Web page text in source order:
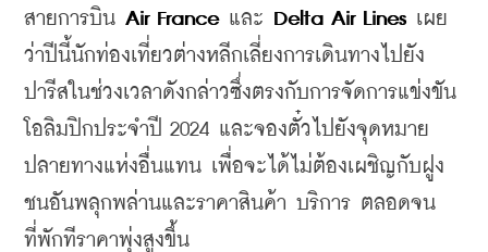
สายการบิน Air France และ Delta Air Lines เผย
ว่าปีนี้นักท่องเที่ยวต่างหลีกเลี่ยงการเดินทางไปยัง
ปารีสในช่วงเวลาดังกล่าวซึ่งตรงกับการจัดการแข่งขัน
โอลิมปิกประจำปี 2024 และจองตั๋วไปยังจุดหมาย
ปลายทางแห่งอื่นแทน เพื่อจะได้ไม่ต้องเผชิญกับฝูง
ชนอันพลุกพล่านและราคาสินค้า บริการ ตลอดจน
ที่พักทีราคาพุ่งสูงขึ้น